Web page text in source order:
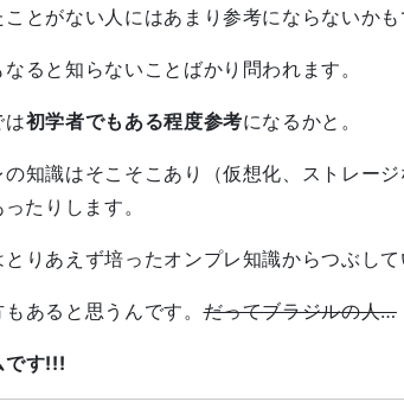
とがない人にはあまり参考にならないか
ると知らないことばかり問われます。
は初学者でもある程度参考になるかと。
知識はそこそこあり（仮想化、ストレー
たりします。
りあえず培ったオンプレ知識からつぶし
あると思うんです。だってブラジルの人…
です!!!